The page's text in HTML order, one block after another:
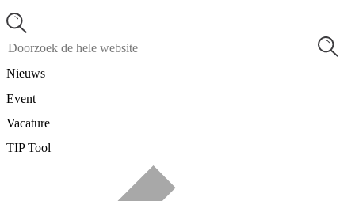
Nieuws
Event
Vacature
TIP Tool